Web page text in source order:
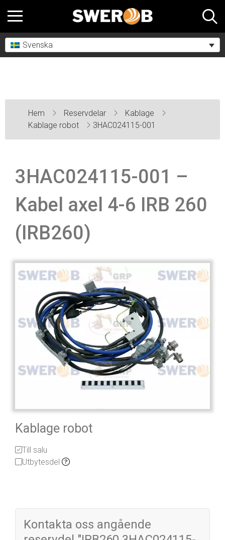
Svenska
Hem Reservdelar
Kablage
Kablage robot
3HAC024115-001
3HAC024115-001 –
Kabel axel 4-6 IRB 260
(IRB260)
Kablage robot
Till salu
Utbytesdel
Kontakta oss angående